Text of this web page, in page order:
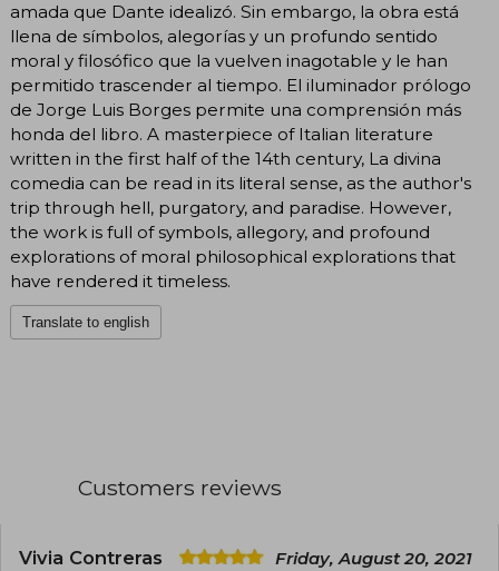
amada que Dante idealizó. Sin embargo, la obra está
llena de símbolos, alegorías y un profundo sentido
moral y filosófico que la vuelven inagotable y le han
permitido trascender al tiempo. El iluminador prólogo
de Jorge Luis Borges permite una comprensión más
honda del libro. A masterpiece of Italian literature
written in the first half of the 14th century, La divina
comedia can be read in its literal sense, as the author's
trip through hell, purgatory, and paradise. However,
the work is full of symbols, allegory, and profound
explorations of moral philosophical explorations that
have rendered it timeless.
Translate to english
Customers reviews
Vivia Contreras
Friday, August 20, 2021